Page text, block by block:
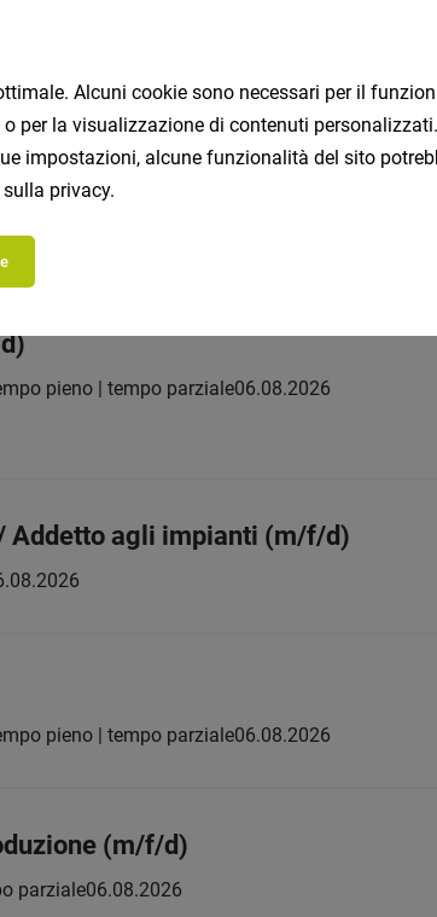
alla sauna / Guida
tempo pieno
pieno | tempo parziale06.08.2026
Addetto agli impianti (m/f/d)
pieno | tempo parziale06.08.2026
(m/f/d)
parziale06.08.2026
Alcuni cookie sono necessari per il
per la visualizzazione di contenuti
impostazioni, alcune funzionalità del sito
privacy.